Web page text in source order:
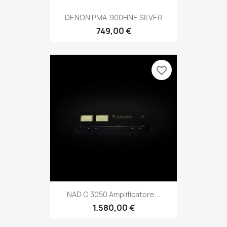
DENON PMA-900HNE SILVER
749,00 €
NAD C 3050 Amplificatore...
1.580,00 €
favorite_border